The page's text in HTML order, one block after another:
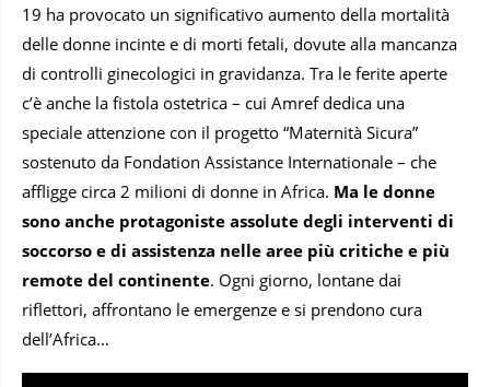
19 ha provocato un significativo aumento della mortalità
delle donne incinte e di morti fetali, dovute alla mancanza
di controlli ginecologici in gravidanza. Tra le ferite aperte
c’è anche la fistola ostetrica – cui Amref dedica una
speciale attenzione con il progetto “Maternità Sicura”
sostenuto da Fondation Assistance Internationale – che
affligge circa 2 milioni di donne in Africa. Ma le donne
sono anche protagoniste assolute degli interventi di
soccorso e di assistenza nelle aree più critiche e più
remote del continente. Ogni giorno, lontane dai
riflettori, affrontano le emergenze e si prendono cura
dell’Africa…